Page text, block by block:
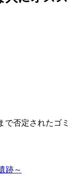
で否定されたゴミ